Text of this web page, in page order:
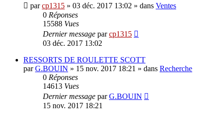
parcp1315 » 03 déc. 2017 13:02 » dans Ventes
0 Réponses
15588 Vues
Dernier message parcp1315
03 déc. 2017 13:02
RESSORTS DE ROULETTE SCOTT
parG.BOUIN » 15 nov. 2017 18:21 » dans Recherche
0 Réponses
14613 Vues
Dernier message parG.BOUIN
15 nov. 2017 18:21